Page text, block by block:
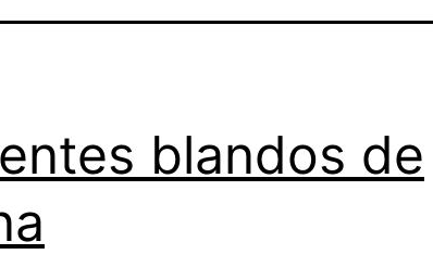
blandos de